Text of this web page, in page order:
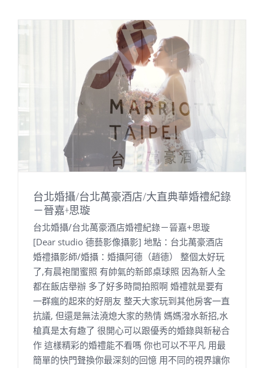
台北婚攝/台北萬豪酒店/大直典華婚禮紀錄
－晉嘉+思璇
台北婚攝/台北萬豪酒店婚禮紀錄－晉嘉+思璇
[Dear studio 德藝影像攝影] 地點：台北萬豪酒店
婚禮攝影師/婚攝：婚攝阿德（趙德） 整個太好玩
了,有晨袍閨蜜照 有帥氣的新郎桌球照 因為新人全
都在飯店舉辦 多了好多時間拍照啊 婚禮就是要有
一群瘋的起來的好朋友 整天大家玩到其他房客一直
抗議, 但還是無法澆熄大家的熱情 媽媽潑水新招,水
槍真是太有趣了 很開心可以跟優秀的婚錄與新秘合
作 這樣精彩的婚禮能不看嗎 你也可以不平凡 用最
簡單的快門聲換你最深刻的回憶 用不同的視界讓你